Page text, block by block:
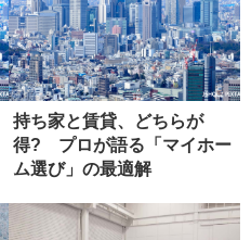
持ち家と賃貸、どちらが
得? プロが語る「マイホー
ム選び」の最適解